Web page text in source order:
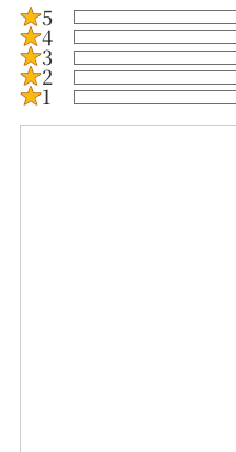
5
4
3
2
1